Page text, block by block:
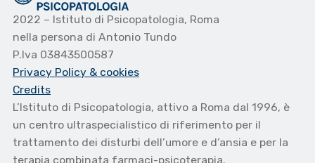
2022 – Istituto di Psicopatologia, Roma
nella persona di Antonio Tundo
P.Iva 03843500587
Privacy Policy & cookies
Credits
L’Istituto di Psicopatologia, attivo a Roma dal 1996, è
un centro ultraspecialistico di riferimento per il
trattamento dei disturbi dell’umore e d’ansia e per la
terapia combinata farmaci-psicoterapia.